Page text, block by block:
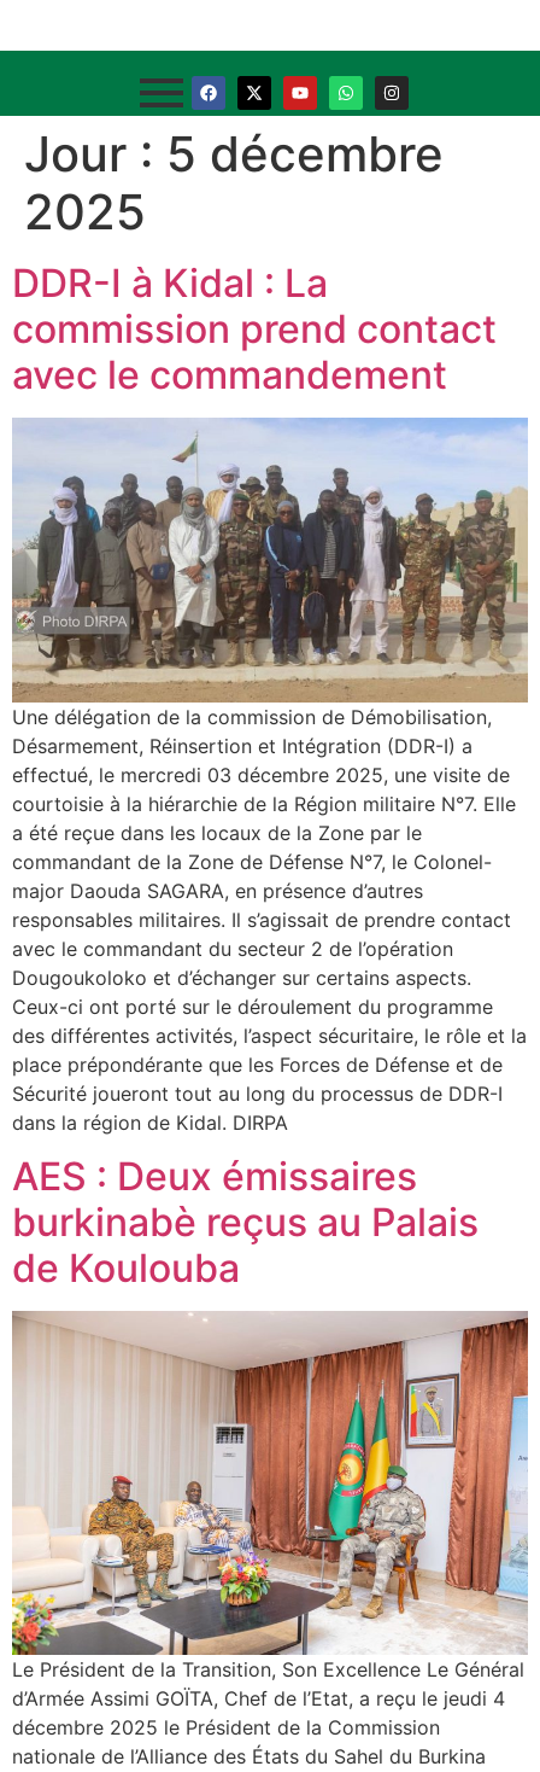
Jour : 5 décembre
2025
DDR-I à Kidal : La
commission prend contact
avec le commandement
Une délégation de la commission de Démobilisation,
Désarmement, Réinsertion et Intégration (DDR-I) a
effectué, le mercredi 03 décembre 2025, une visite de
courtoisie à la hiérarchie de la Région militaire N°7. Elle
a été reçue dans les locaux de la Zone par le
commandant de la Zone de Défense N°7, le Colonel-
major Daouda SAGARA, en présence d’autres
responsables militaires. Il s’agissait de prendre contact
avec le commandant du secteur 2 de l’opération
Dougoukoloko et d’échanger sur certains aspects.
Ceux-ci ont porté sur le déroulement du programme
des différentes activités, l’aspect sécuritaire, le rôle et la
place prépondérante que les Forces de Défense et de
Sécurité joueront tout au long du processus de DDR-I
dans la région de Kidal. DIRPA
AES : Deux émissaires
burkinabè reçus au Palais
de Koulouba
Le Président de la Transition, Son Excellence Le Général
d’Armée Assimi GOÏTA, Chef de l’Etat, a reçu le jeudi 4
décembre 2025 le Président de la Commission
nationale de l’Alliance des États du Sahel du Burkina